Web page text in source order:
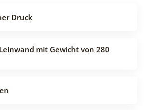
Druck
mit Gewicht von 280